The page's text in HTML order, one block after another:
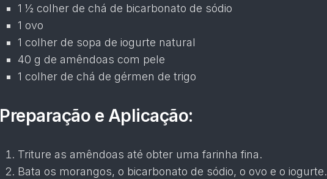
1 ½ colher de chá de bicarbonato de sódio
1 ovo
1 colher de sopa de iogurte natural
40 g de amêndoas com pele
1 colher de chá de gérmen de trigo
Preparação e Aplicação:
Triture as amêndoas até obter uma farinha fina.
Bata os morangos, o bicarbonato de sódio, o ovo e o iogurte.